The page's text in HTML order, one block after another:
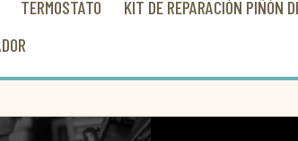
TERMOSTATO KIT DE REPARACIÓN PIÑÓN